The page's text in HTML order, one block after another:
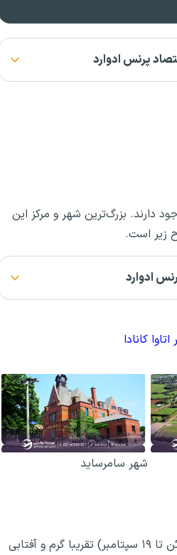
پرنس ادوارد
دارند. بزرگ‌ترین شهر و مرکز این
زیر است.
ادوارد
کانادا
شهر سامرساید
ایالت پرنس ادوارد اکثر روزهای سال نیمه ابری است ولی حدود ۳ الی ۴ ماه از سال (از ۷ ژوئن تا ۱۹ سپتامبر) تقریبا گرم و آفتابی